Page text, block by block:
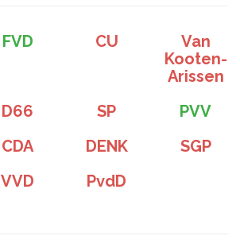
FVD CU
Van
Kooten-
Arissen
D66 SP
PVV
CDA DENK
SGP
VVD PvdD